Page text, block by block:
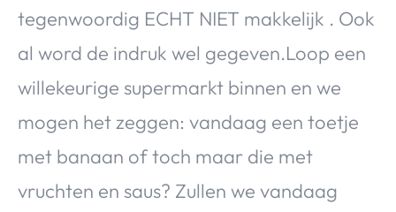
tegenwoordig ECHT NIET makkelijk . Ook
al word de indruk wel gegeven.Loop een
willekeurige supermarkt binnen en we
mogen het zeggen: vandaag een toetje
met banaan of toch maar die met
vruchten en saus? Zullen we vandaag